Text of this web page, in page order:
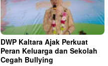
DWP Kaltara Ajak Perkuat
Peran Keluarga dan Sekolah
Cegah Bullying